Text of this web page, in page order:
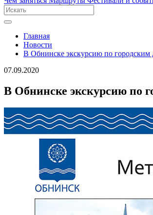
Главная
Новости
В Обнинске экскурсию по городским
07.09.2020
В Обнинске экскурсию по